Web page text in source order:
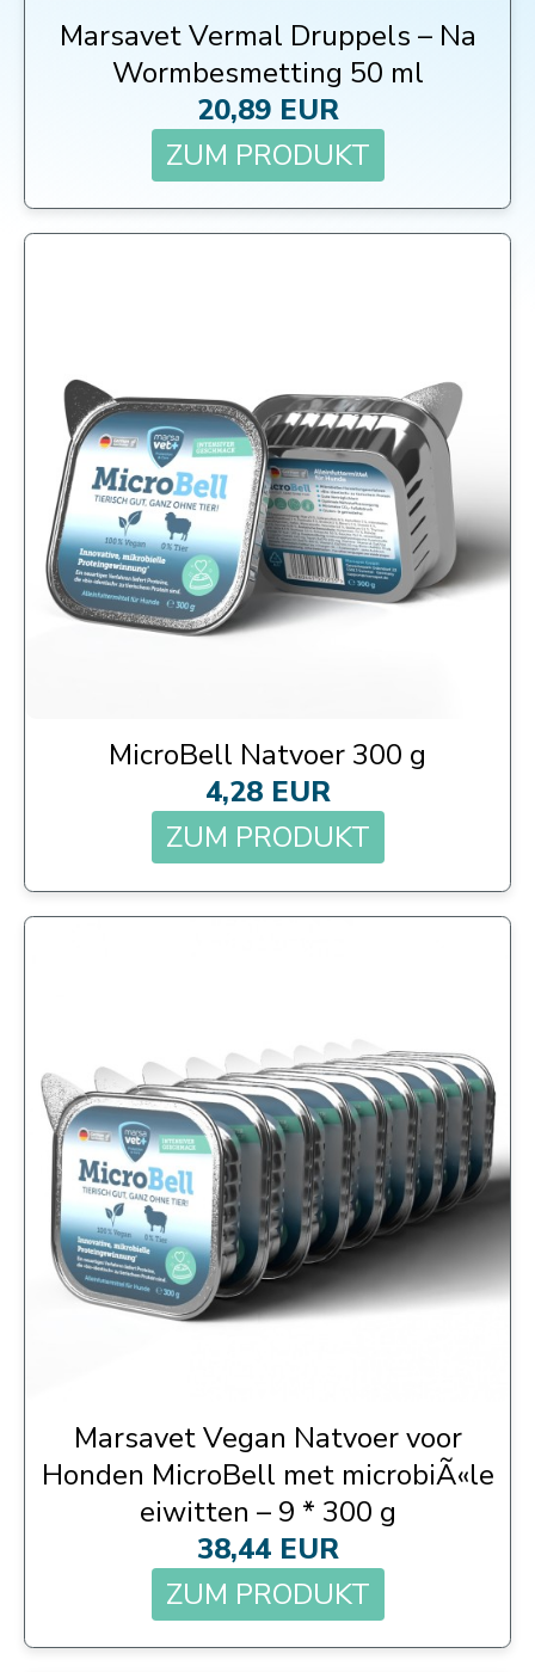
Marsavet Vermal Druppels – Na
Wormbesmetting 50 ml
20,89 EUR
ZUM PRODUKT
MicroBell Natvoer 300 g
4,28 EUR
ZUM PRODUKT
Marsavet Vegan Natvoer voor
Honden MicroBell met microbiÃ«le
eiwitten – 9 * 300 g
38,44 EUR
ZUM PRODUKT